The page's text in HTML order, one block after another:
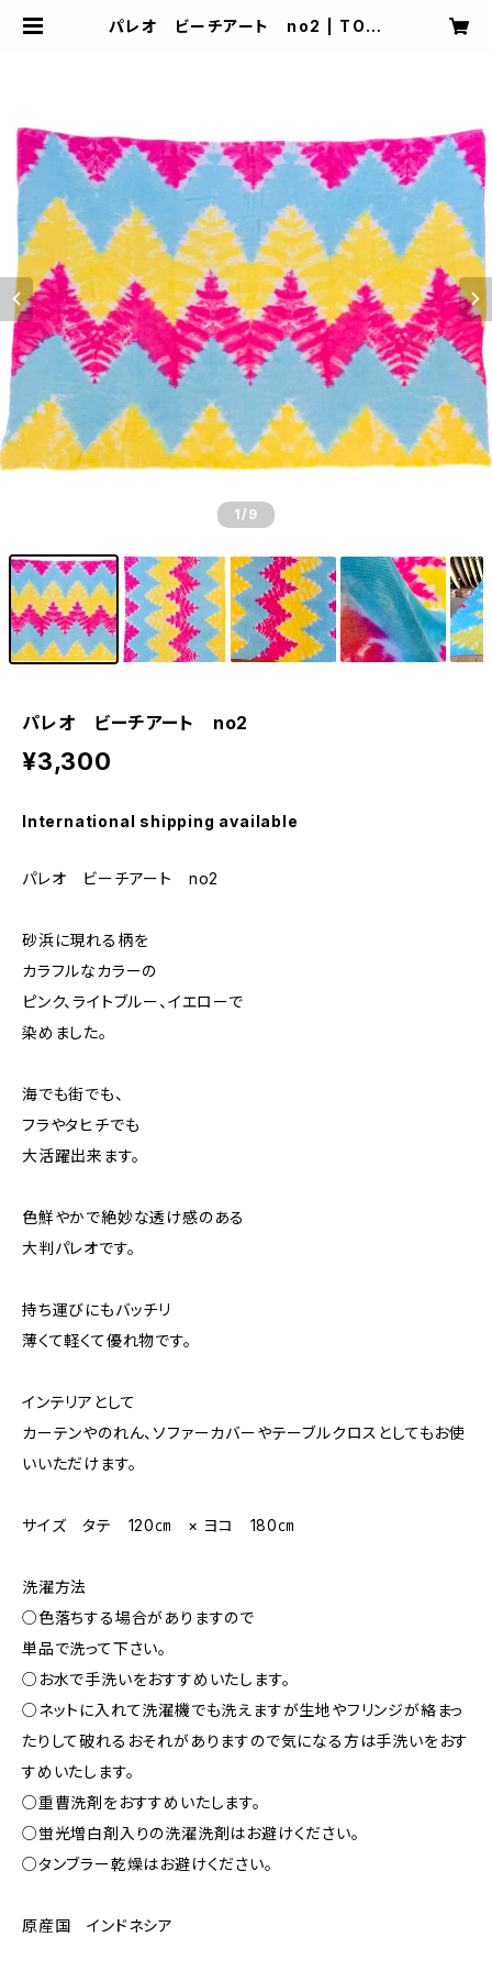
パレオ ビーチアート no2 | TO S
1 /9
パレオ ビーチアート no2
¥3,300
International shipping available
パレオ ビーチアート no2
砂浜に現れる柄を
カラフルなカラーの
ピンク、ライトブルー、イエローで
染めました。
海でも街でも、
フラやタヒチでも
大活躍出来ます。
色鮮やかで絶妙な透け感のある
大判パレオです。
持ち運びにもバッチリ
薄くて軽くて優れ物です。
インテリアとして
カーテンやのれん、ソファーカバーやテーブルクロスとしてもお使
いいただけます。
サイズ タテ 120㎝ × ヨコ 180㎝
洗濯方法
○色落ちする場合がありますので
単品で洗って下さい。
○お水で手洗いをおすすめいたします。
○ネットに入れて洗濯機でも洗えますが生地やフリンジが絡まっ
たりして破れるおそれがありますので気になる方は手洗いをおす
すめいたします。
○重曹洗剤をおすすめいたします。
○蛍光増白剤入りの洗濯洗剤はお避けください。
○タンブラー乾燥はお避けください。
原産国 インドネシア